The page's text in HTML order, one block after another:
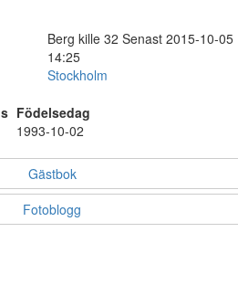
Berg kille 32 Senast 2015-10-05
14:25
Stockholm
Födelsedag
1993-10-02
Gästbok
Fotoblogg